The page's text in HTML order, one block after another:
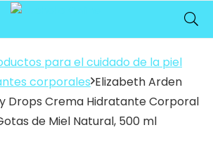
para el cuidado de la piel
corporales Elizabeth Arden
Drops Crema Hidratante Corporal
de Miel Natural, 500 ml